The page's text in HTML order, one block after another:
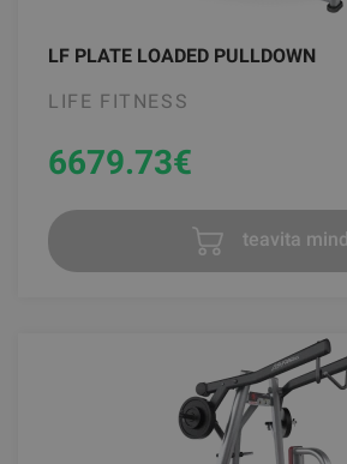
LF PLATE LOADED PULLDOWN
LIFE FITNESS
6679.73€
teavita mind